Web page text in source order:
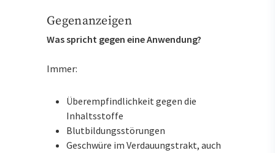
Gegenanzeigen
Was spricht gegen eine Anwendung?
Immer:
Überempfindlichkeit gegen die
Inhaltsstoffe
Blutbildungsstörungen
Geschwüre im Verdauungstrakt, auch